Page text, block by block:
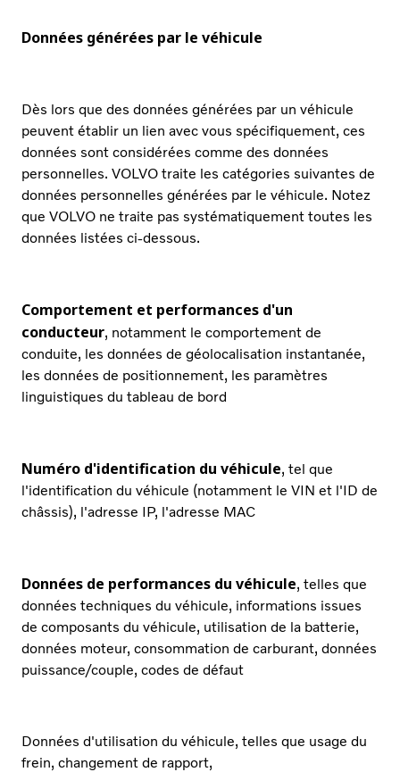
Données générées par le véhicule
Dès lors que des données générées par un véhicule
peuvent établir un lien avec vous spécifiquement, ces
données sont considérées comme des données
personnelles. VOLVO traite les catégories suivantes de
données personnelles générées par le véhicule. Notez
que VOLVO ne traite pas systématiquement toutes les
données listées ci-dessous.
Comportement et performances d'un
conducteur, notamment le comportement de
conduite, les données de géolocalisation instantanée,
les données de positionnement, les paramètres
linguistiques du tableau de bord
Numéro d'identification du véhicule, tel que
l'identification du véhicule (notamment le VIN et l'ID de
châssis), l'adresse IP, l'adresse MAC
Données de performances du véhicule, telles que
données techniques du véhicule, informations issues
de composants du véhicule, utilisation de la batterie,
données moteur, consommation de carburant, données
puissance/couple, codes de défaut
Données d'utilisation du véhicule, telles que usage du
frein, changement de rapport,